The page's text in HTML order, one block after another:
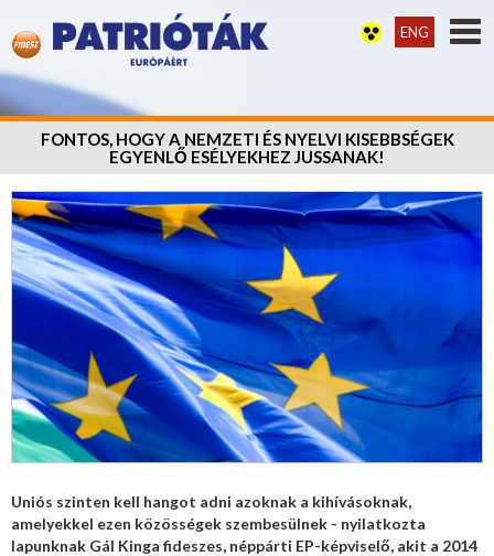
ENG
FONTOS, HOGY A NEMZETI ÉS NYELVI KISEBBSÉGEK
EGYENLŐ ESÉLYEKHEZ JUSSANAK!
Uniós szinten kell hangot adni azoknak a kihívásoknak,
amelyekkel ezen közösségek szembesülnek - nyilatkozta
lapunknak Gál Kinga fideszes, néppárti EP-képviselő, akit a 2014